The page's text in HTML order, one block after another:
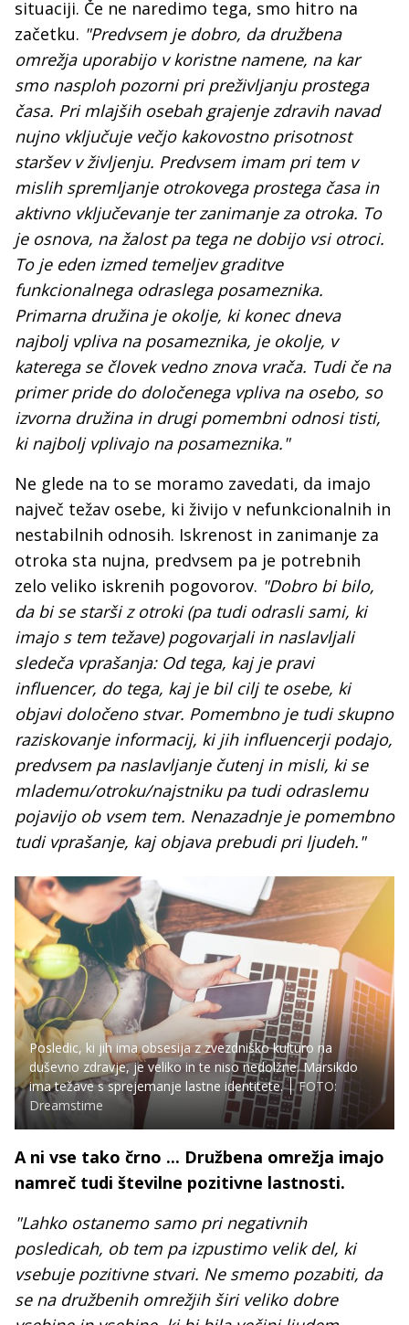
situaciji. Če ne naredimo tega, smo hitro na
začetku. "Predvsem je dobro, da družbena
omrežja uporabijo v koristne namene, na kar
smo nasploh pozorni pri preživljanju prostega
časa. Pri mlajših osebah grajenje zdravih navad
nujno vključuje večjo kakovostno prisotnost
staršev v življenju. Predvsem imam pri tem v
mislih spremljanje otrokovega prostega časa in
aktivno vključevanje ter zanimanje za otroka. To
je osnova, na žalost pa tega ne dobijo vsi otroci.
To je eden izmed temeljev graditve
funkcionalnega odraslega posameznika.
Primarna družina je okolje, ki konec dneva
najbolj vpliva na posameznika, je okolje, v
katerega se človek vedno znova vrača. Tudi če na
primer pride do določenega vpliva na osebo, so
izvorna družina in drugi pomembni odnosi tisti,
ki najbolj vplivajo na posameznika."
Ne glede na to se moramo zavedati, da imajo
največ težav osebe, ki živijo v nefunkcionalnih in
nestabilnih odnosih. Iskrenost in zanimanje za
otroka sta nujna, predvsem pa je potrebnih
zelo veliko iskrenih pogovorov. "Dobro bi bilo,
da bi se starši z otroki (pa tudi odrasli sami, ki
imajo s tem težave) pogovarjali in naslavljali
sledeča vprašanja: Od tega, kaj je pravi
influencer, do tega, kaj je bil cilj te osebe, ki
objavi določeno stvar. Pomembno je tudi skupno
raziskovanje informacij, ki jih influencerji podajo,
predvsem pa naslavljanje čutenj in misli, ki se
mlademu/otroku/najstniku pa tudi odraslemu
pojavijo ob vsem tem. Nenazadnje je pomembno
tudi vprašanje, kaj objava prebudi pri ljudeh."
Posledic, ki jih ima obsesija z zvezdniško kulturo na
duševno zdravje, je veliko in te niso nedolžne. Marsikdo
ima težave s sprejemanje lastne identitete.
FOTO:
Dreamstime
A ni vse tako črno ... Družbena omrežja imajo
namreč tudi številne pozitivne lastnosti.
"Lahko ostanemo samo pri negativnih
posledicah, ob tem pa izpustimo velik del, ki
vsebuje pozitivne stvari. Ne smemo pozabiti, da
se na družbenih omrežjih širi veliko dobre